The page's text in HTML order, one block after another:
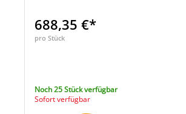
688,35 €*
pro Stück
Noch 25 Stück verfügbar
Sofort verfügbar